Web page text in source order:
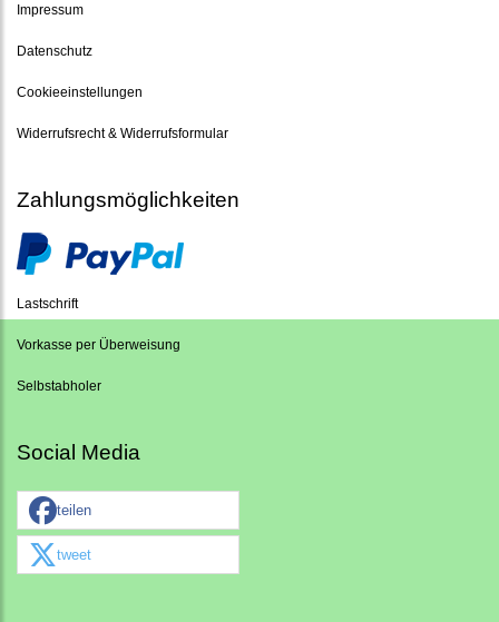
Impressum
Datenschutz
Cookieeinstellungen
Widerrufsrecht & Widerrufsformular
Zahlungsmöglichkeiten
Lastschrift
Vorkasse per Überweisung
Selbstabholer
Social Media
teilen
tweet